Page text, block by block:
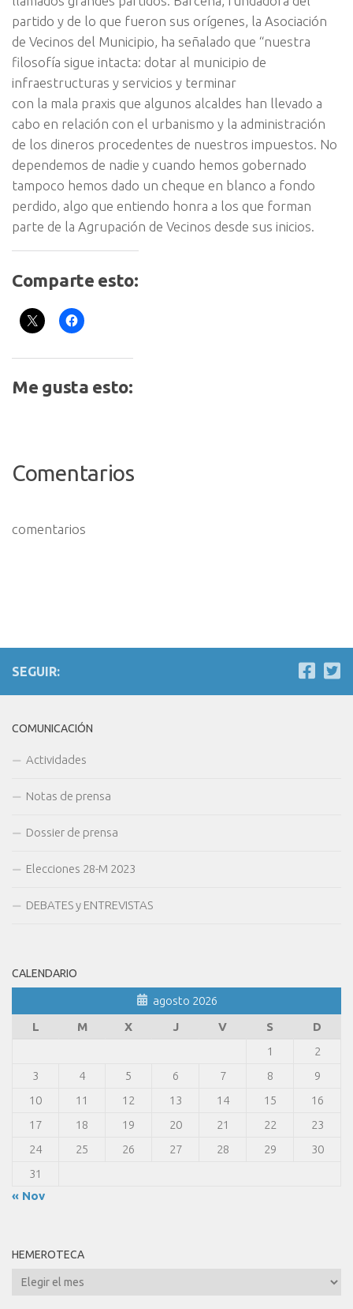
partido y de lo que fueron sus orígenes, la Asociación
de Vecinos del Municipio, ha señalado que “nuestra
filosofía sigue intacta: dotar al municipio de
infraestructuras y servicios y terminar
con la mala praxis que algunos alcaldes han llevado a
cabo en relación con el urbanismo y la administración
de los dineros procedentes de nuestros impuestos. No
dependemos de nadie y cuando hemos gobernado
tampoco hemos dado un cheque en blanco a fondo
perdido, algo que entiendo honra a los que forman
parte de la Agrupación de Vecinos desde sus inicios.
Comparte esto:
Me gusta esto:
Comentarios
comentarios
SEGUIR:
COMUNICACIÓN
Actividades
Notas de prensa
Dossier de prensa
Elecciones 28-M 2023
DEBATES y ENTREVISTAS
CALENDARIO
agosto 2026
L
M X J V S
D
1
2
3
4 5 6 7 8
9
10
11 12 13 14 15
16
17
18 19 20 21 22
23
24
25 26 27 28 29
30
31
« Nov
HEMEROTECA
Hemeroteca